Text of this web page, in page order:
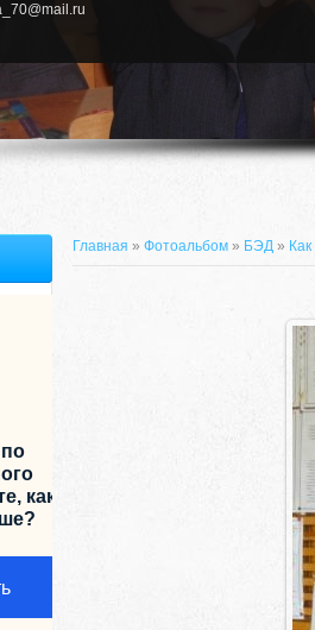
Главная » Фотоальбом » БЭД »
как